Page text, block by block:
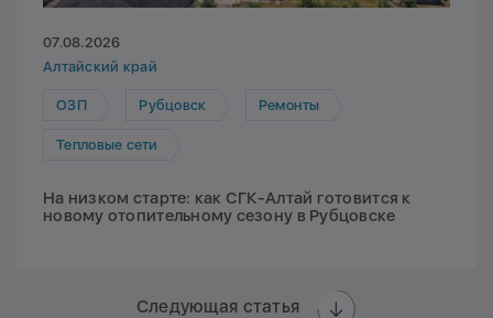
07.08.2026
Алтайский край
ОЗП Рубцовск Ремонты
Тепловые сети
На низком старте: как СГК-Алтай готовится к
новому отопительному сезону в Рубцовске
Следующая статья